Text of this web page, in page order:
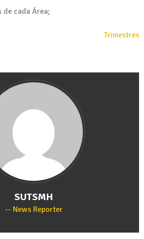
cada Área;
Trimestres
SUTSMH
News Reporter